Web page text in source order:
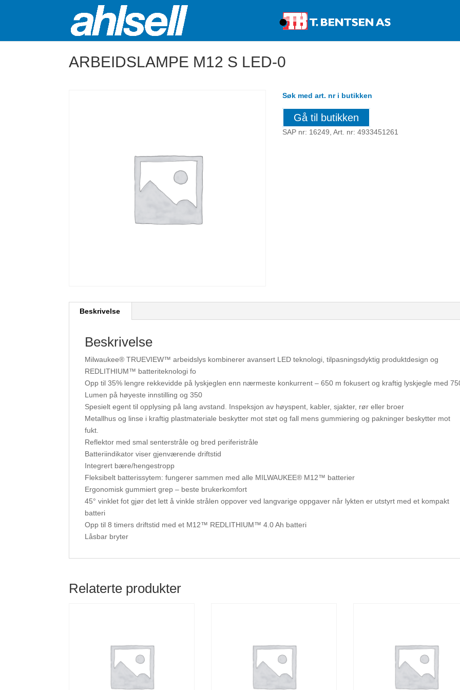
ARBEIDSLAMPE M12 S LED-0
Søk med art. nr i butikken
Gå til butikken
SAP nr: 16249, Art. nr: 4933451261
Beskrivelse
Beskrivelse
Milwaukee® TRUEVIEW™ arbeidslys kombinerer avansert LED teknologi, tilpasningsdyktig produktdesign og
REDLITHIUM™ batteriteknologi fo
Opp til 35% lengre rekkevidde på lyskjeglen enn nærmeste konkurrent – 650 m fokusert og kraftig lyskjegle med
Lumen på høyeste innstilling og 350
Spesielt egent til opplysing på lang avstand. Inspeksjon av høyspent, kabler, sjakter, rør eller broer
Metallhus og linse i kraftig plastmateriale beskytter mot støt og fall mens gummiering og pakninger beskytter mot
fukt.
Reflektor med smal senterstråle og bred periferistråle
Batteriindikator viser gjenværende driftstid
Integrert bære/hengestropp
Fleksibelt batterissytem: fungerer sammen med alle MILWAUKEE® M12™ batterier
Ergonomisk gummiert grep – beste brukerkomfort
45° vinklet fot gjør det lett å vinkle strålen oppover ved langvarige oppgaver når lykten er utstyrt med et kompakt
batteri
Opp til 8 timers driftstid med et M12™ REDLITHIUM™ 4.0 Ah batteri
Låsbar bryter
Relaterte produkter